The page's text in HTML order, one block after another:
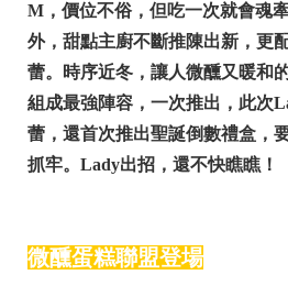
M，價位不俗，但吃一次就會魂
外，甜點主廚不斷推陳出新，更
蕾。時序近冬，讓人微醺又暖和
組成最強陣容，一次推出，此次
蕾，還首次推出聖誕倒數禮盒，
抓牢。Lady出招，還不快瞧瞧！
微醺蛋糕聯盟登場